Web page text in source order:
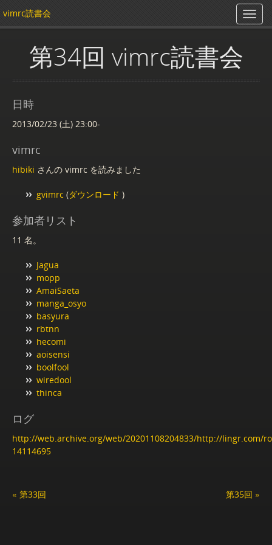
vimrc読書会
第34回 vimrc読書会
日時
2013/02/23 (土) 23:00-
vimrc
hibiki さんの vimrc を読みました
gvimrc (ダウンロード )
参加者リスト
11 名。
Jagua
mopp
AmaiSaeta
manga_osyo
basyura
rbtnn
hecomi
aoisensi
boolfool
wiredool
thinca
ログ
http://web.archive.org/web/20201108204833/http://lingr.com/
14114695
« 第33回 第35回 »